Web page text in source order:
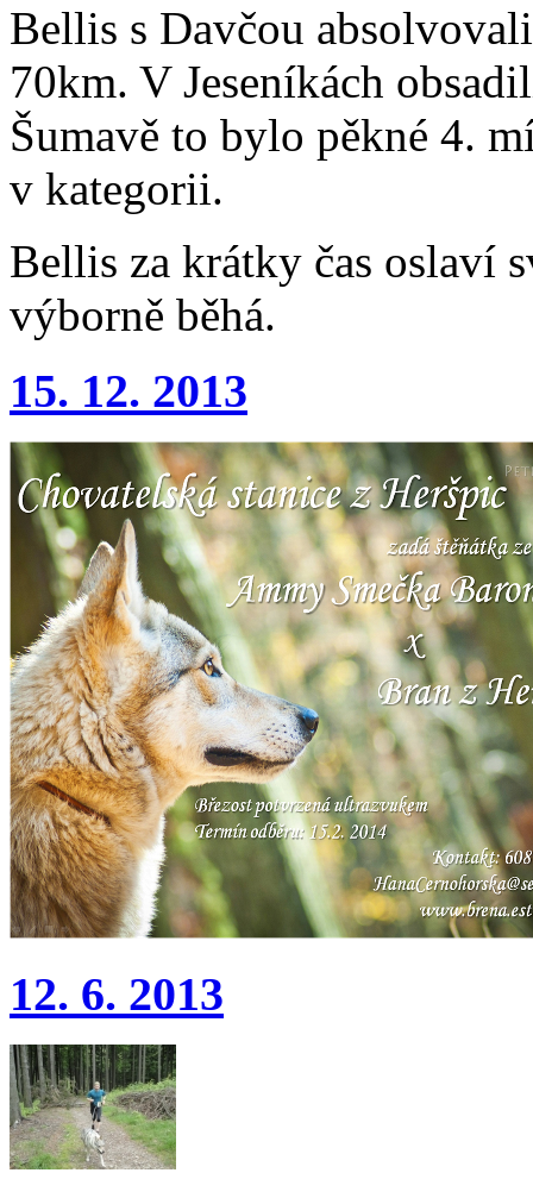
Bellis s Davčou
70km. V Jeseníkách
Šumavě to bylo pěkné 4.
v kategorii.
Bellis za krátky čas oslaví
výborně běhá.
15. 12. 2013
12. 6. 2013